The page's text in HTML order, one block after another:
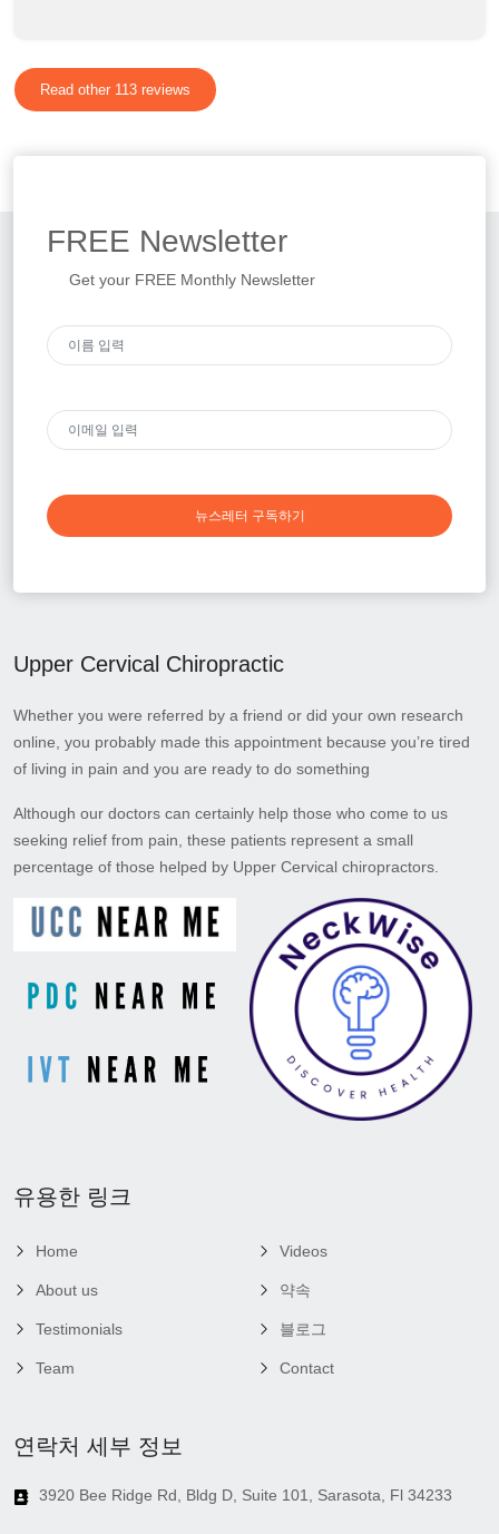
Read other 113 reviews
FREE Newsletter
Get your FREE Monthly Newsletter
뉴스레터 구독하기
Upper Cervical Chiropractic
Whether you were referred by a friend or did your own research
online, you probably made this appointment because you’re tired
of living in pain and you are ready to do something
Although our doctors can certainly help those who come to us
seeking relief from pain, these patients represent a small
percentage of those helped by Upper Cervical chiropractors.
유용한 링크
Home
About us
Testimonials
Team
Videos
약속
블로그
Contact
연락처 세부 정보
3920 Bee Ridge Rd, Bldg D, Suite 101, Sarasota, Fl 34233